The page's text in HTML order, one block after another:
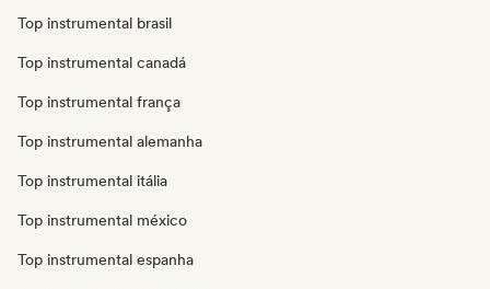
Top instrumental brasil
Top instrumental canadá
Top instrumental frança
Top instrumental alemanha
Top instrumental itália
Top instrumental méxico
Top instrumental espanha